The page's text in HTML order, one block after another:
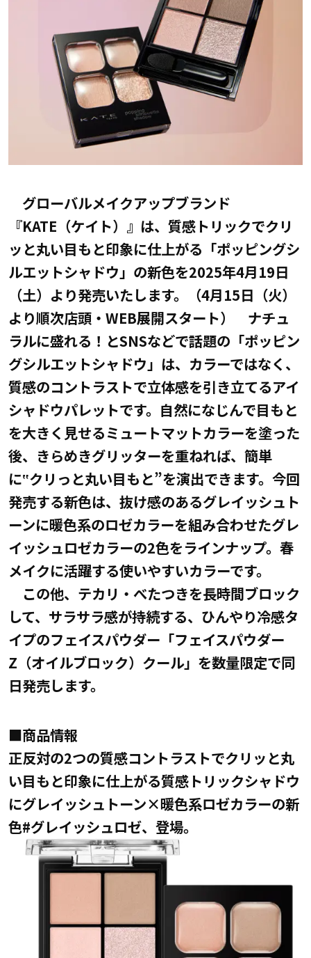
グローバルメイクアップブランド
『KATE（ケイト）』は、質感トリックでクリ
ッと丸い目もと印象に仕上がる「ポッピングシ
ルエットシャドウ」の新色を2025年4月19日
（土）より発売いたします。（4月15日（火）
より順次店頭・WEB展開スタート） ナチュ
ラルに盛れる！とSNSなどで話題の「ポッピン
グシルエットシャドウ」は、カラーではなく、
質感のコントラストで立体感を引き立てるアイ
シャドウパレットです。自然になじんで目もと
を大きく見せるミュートマットカラーを塗った
後、きらめきグリッターを重ねれば、簡単
に‟クリっと丸い目もと”を演出できます。今回
発売する新色は、抜け感のあるグレイッシュト
ーンに暖色系のロゼカラーを組み合わせたグレ
イッシュロゼカラーの2色をラインナップ。春
メイクに活躍する使いやすいカラーです。
この他、テカリ・べたつきを長時間ブロック
して、サラサラ感が持続する、ひんやり冷感タ
イプのフェイスパウダー「フェイスパウダー
Z（オイルブロック）クール」を数量限定で同
日発売します。
■商品情報
正反対の2つの質感コントラストでクリッと丸
い目もと印象に仕上がる質感トリックシャドウ
にグレイッシュトーン×暖色系ロゼカラーの新
色#グレイッシュロゼ、登場。